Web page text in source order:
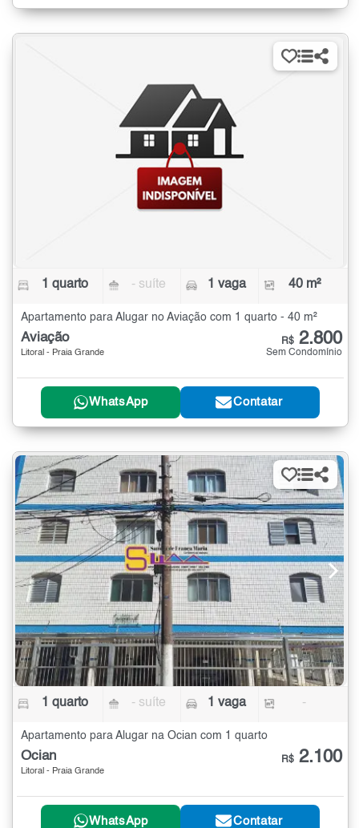
1 quarto - suíte 1 vaga 40 m²
Apartamento para Alugar no Aviação com 1 quarto - 40 m²
Aviação
Litoral - Praia Grande
R$ 2.800
Sem Condomínio
WhatsApp Contatar
1 quarto - suíte 1 vaga -
Apartamento para Alugar na Ocian com 1 quarto
Ocian
Litoral - Praia Grande
R$ 2.100
WhatsApp Contatar